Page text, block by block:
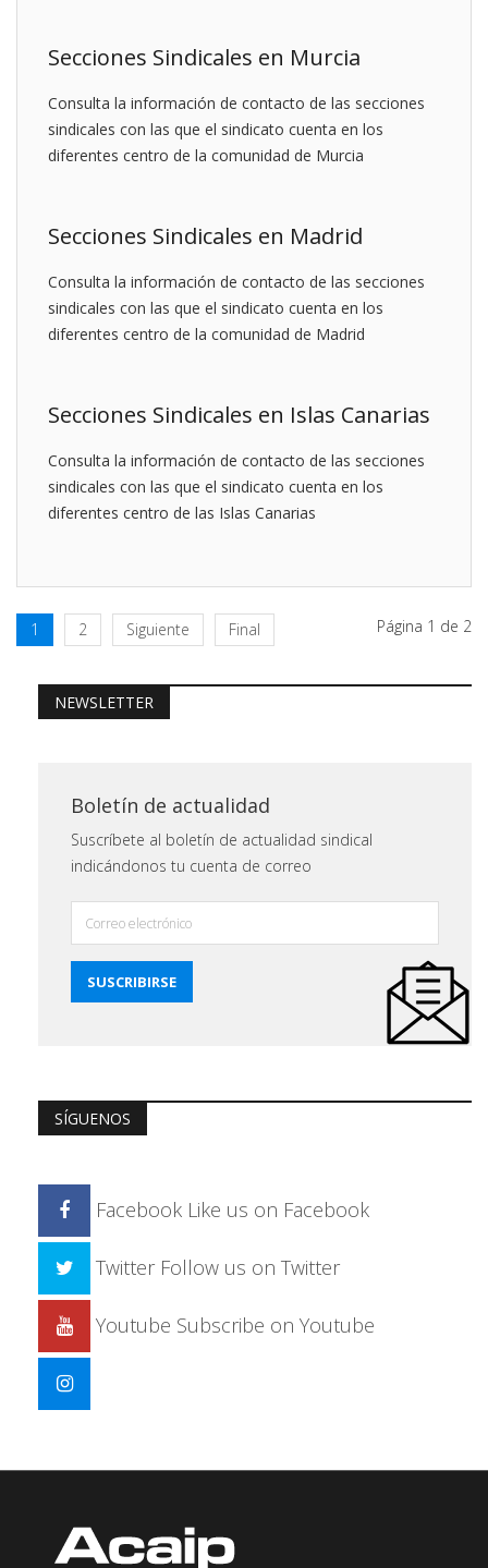
Secciones Sindicales en Murcia
Consulta la información de contacto de las secciones
sindicales con las que el sindicato cuenta en los
diferentes centro de la comunidad de Murcia
Secciones Sindicales en Madrid
Consulta la información de contacto de las secciones
sindicales con las que el sindicato cuenta en los
diferentes centro de la comunidad de Madrid
Secciones Sindicales en Islas Canarias
Consulta la información de contacto de las secciones
sindicales con las que el sindicato cuenta en los
diferentes centro de las Islas Canarias
1 2 Siguiente Final Página 1 de 2
NEWSLETTER
Boletín de actualidad
Suscríbete al boletín de actualidad sindical
indicándonos tu cuenta de correo
SÍGUENOS
Facebook Like us on Facebook
Twitter Follow us on Twitter
Youtube Subscribe on Youtube